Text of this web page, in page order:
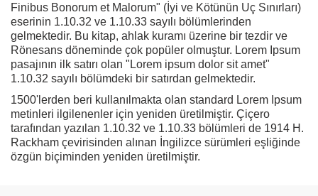
Finibus Bonorum et Malorum" (İyi ve Kötünün Uç Sınırları)
eserinin 1.10.32 ve 1.10.33 sayılı bölümlerinden
gelmektedir. Bu kitap, ahlak kuramı üzerine bir tezdir ve
Rönesans döneminde çok popüler olmuştur. Lorem Ipsum
pasajının ilk satırı olan "Lorem ipsum dolor sit amet"
1.10.32 sayılı bölümdeki bir satırdan gelmektedir.
1500'lerden beri kullanılmakta olan standard Lorem Ipsum
metinleri ilgilenenler için yeniden üretilmiştir. Çiçero
tarafından yazılan 1.10.32 ve 1.10.33 bölümleri de 1914 H.
Rackham çevirisinden alınan İngilizce sürümleri eşliğinde
özgün biçiminden yeniden üretilmiştir.